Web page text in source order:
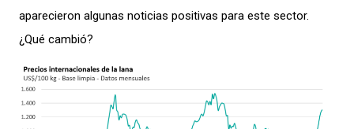
aparecieron algunas noticias positivas para este sector.
¿Qué cambió?